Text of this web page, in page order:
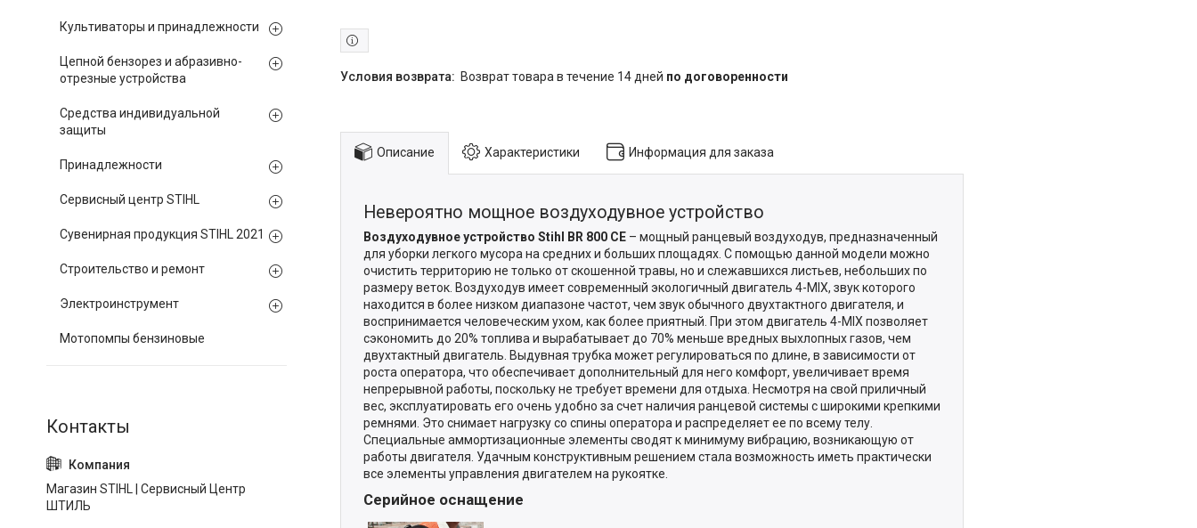
возврат товара в течение 14 дней по договоренности
Описание Характеристики Информация для заказа
Невероятно мощное воздуходувное устройство
Воздуходувное устройство Stihl BR 800 CE – мощный ранцевый воздуходув, предназначенный
для уборки легкого мусора на средних и больших площадях. С помощью данной модели можно
очистить территорию не только от скошенной травы, но и слежавшихся листьев, небольших по
размеру веток. Воздуходув имеет современный экологичный двигатель 4-MIX, звук которого
находится в более низком диапазоне частот, чем звук обычного двухтактного двигателя, и
воспринимается человеческим ухом, как более приятный. При этом двигатель 4-MIX позволяет
сэкономить до 20% топлива и вырабатывает до 70% меньше вредных выхлопных газов, чем
двухтактный двигатель. Выдувная трубка может регулироваться по длине, в зависимости от
роста оператора, что обеспечивает дополнительный для него комфорт, увеличивает время
непрерывной работы, поскольку не требует времени для отдыха. Несмотря на свой приличный
вес, эксплуатировать его очень удобно за счет наличия ранцевой системы с широкими крепкими
ремнями. Это снимает нагрузку со спины оператора и распределяет ее по всему телу.
Специальные аммортизационные элементы сводят к минимуму вибрацию, возникающую от
работы двигателя. Удачным конструктивным решением стала возможность иметь практически
все элементы управления двигателем на рукоятке.
Серийное оснащение
Культиваторы и принадлежности
Цепной бензорез и абразивно-
отрезные устройства
Средства индивидуальной
защиты
Принадлежности
Сервисный центр STIHL
Сувенирная продукция STIHL 2021
Строительство и ремонт
Электроинструмент
Мотопомпы бензиновые
Магазин STIHL | Сервисный Центр
ШТИЛЬ